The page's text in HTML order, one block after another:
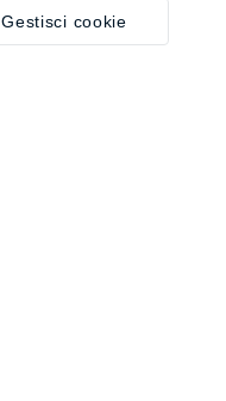
Gestisci cookie